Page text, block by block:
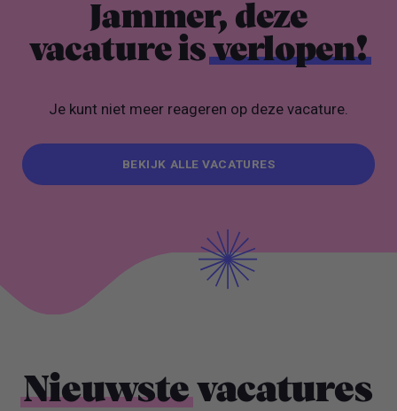
Jammer, deze
vacature isverlopen!
Je kunt niet meer reageren op deze vacature.
BEKIJK ALLE VACATURES
Nieuwstevacatures